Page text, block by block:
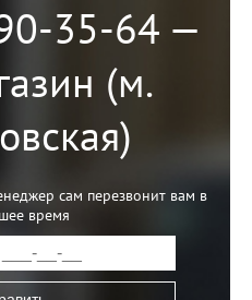
35-64 —
(м.
сам перезвонит вам в
время